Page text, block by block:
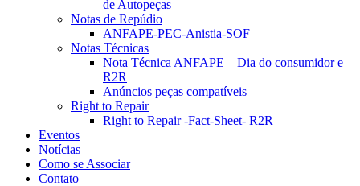
de Autopeças
Notas de Repúdio
ANFAPE-PEC-Anistia-SOF
Notas Técnicas
Nota Técnica ANFAPE – Dia do consumidor e
R2R
Anúncios peças compatíveis
Right to Repair
Right to Repair -Fact-Sheet- R2R
Eventos
Notícias
Como se Associar
Contato